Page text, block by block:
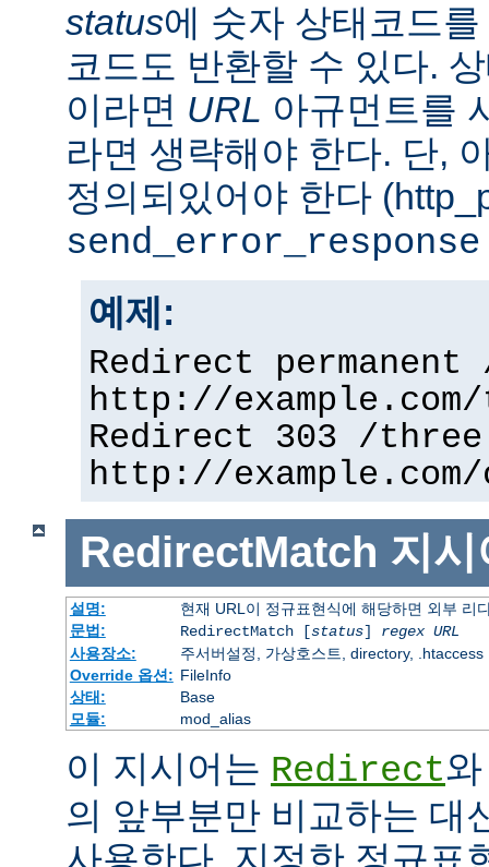
status에 숫자 상태코드
코드도 반환할 수 있다.
이라면 URL 아규먼트를
라면 생략해야 한다. 단,
정의되있어야 한다
send_error_response
예제:
Redirect permanent
http://example.com/
Redirect 303 /three
http://
RedirectMatch 지시
설명:
현재 URL이 정규표현식에 해당하면 외부 리
문법:
RedirectMatch [status] regex URL
사용장소:
주서버설정, 가상호스트, directory, .htaccess
Override 옵션: FileInfo
상태:
Base
모듈:
mod_alias
이 지시어는 Redirect
의 앞부분만 비교하는 대
사용한다. 지정한 정규표